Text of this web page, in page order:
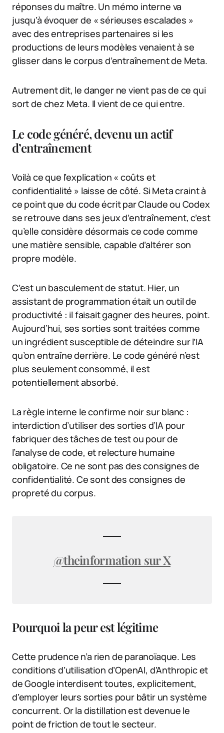
réponses du maître. Un mémo interne va
jusqu’à évoquer de « sérieuses escalades »
avec des entreprises partenaires si les
productions de leurs modèles venaient à se
glisser dans le corpus d’entraînement de Meta.
Autrement dit, le danger ne vient pas de ce qui
sort de chez Meta. Il vient de ce qui entre.
Le code généré, devenu un actif
d’entraînement
Voilà ce que l’explication « coûts et
confidentialité » laisse de côté. Si Meta craint à
ce point que du code écrit par Claude ou Codex
se retrouve dans ses jeux d’entraînement, c’est
qu’elle considère désormais ce code comme
une matière sensible, capable d’altérer son
propre modèle.
C’est un basculement de statut. Hier, un
assistant de programmation était un outil de
productivité : il faisait gagner des heures, point.
Aujourd’hui, ses sorties sont traitées comme
un ingrédient susceptible de déteindre sur l’IA
qu’on entraîne derrière. Le code généré n’est
plus seulement consommé, il est
potentiellement absorbé.
La règle interne le confirme noir sur blanc :
interdiction d’utiliser des sorties d’IA pour
fabriquer des tâches de test ou pour de
l’analyse de code, et relecture humaine
obligatoire. Ce ne sont pas des consignes de
confidentialité. Ce sont des consignes de
propreté du corpus.
@theinformation sur X
Pourquoi la peur est légitime
Cette prudence n’a rien de paranoïaque. Les
conditions d’utilisation d’OpenAI, d’Anthropic et
de Google interdisent toutes, explicitement,
d’employer leurs sorties pour bâtir un système
concurrent. Or la distillation est devenue le
point de friction de tout le secteur.